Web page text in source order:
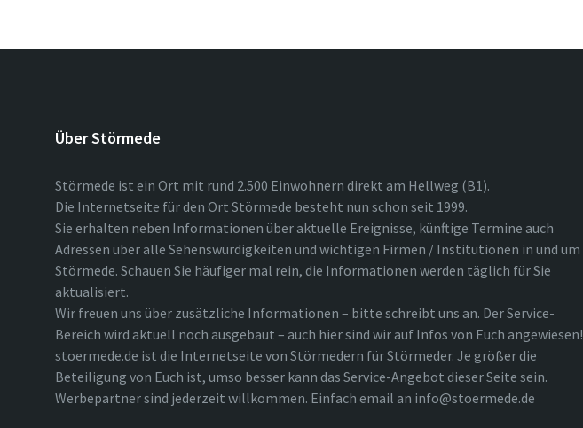
Über Störmede
Störmede ist ein Ort mit rund 2.500 Einwohnern direkt am Hellweg (B1).
Die Internetseite für den Ort Störmede besteht nun schon seit 1999.
Sie erhalten neben Informationen über aktuelle Ereignisse, künftige Termine auch
Adressen über alle Sehenswürdigkeiten und wichtigen Firmen / Institutionen in und um
Störmede. Schauen Sie häufiger mal rein, die Informationen werden täglich für Sie
aktualisiert.
Wir freuen uns über zusätzliche Informationen – bitte schreibt uns an. Der Service-
Bereich wird aktuell noch ausgebaut – auch hier sind wir auf Infos von Euch angewiesen!
stoermede.de ist die Internetseite von Störmedern für Störmeder. Je größer die
Beteiligung von Euch ist, umso besser kann das Service-Angebot dieser Seite sein.
Werbepartner sind jederzeit willkommen. Einfach email an info@stoermede.de